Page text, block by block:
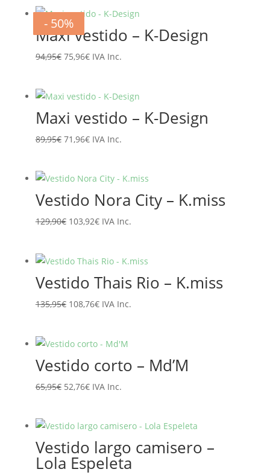
- 20%
Maxi vestido – K-Design
94,95€ El
era:
94,95€.
75,96€El
es:
75,96€.
IVA Inc.
- 20%
Maxi vestido – K-Design
89,95€ El
era:
89,95€.
71,96€El
es:
71,96€.
IVA Inc.
- 20%
Vestido Nora City – K.miss
129,90€ El
era:
129,90€.
103,92€El
es:
103,92€.
IVA Inc.
- 20%
Vestido Thais Rio – K.miss
135,95€ El
era:
135,95€.
108,76€El
es:
108,76€.
IVA Inc.
- 20%
Vestido corto – Md’M
65,95€ El
era:
65,95€.
52,76€El
es:
52,76€.
IVA Inc.
- 20%
Vestido largo camisero –
Lola Espeleta
- 50%
- 50%